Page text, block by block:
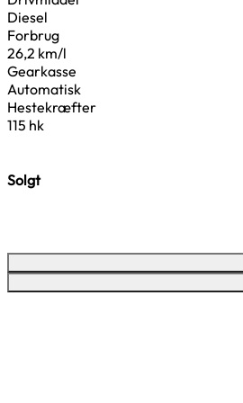
Diesel
Forbrug
26,2 km/l
Gearkasse
Automatisk
Hestekræfter
115 hk
Solgt